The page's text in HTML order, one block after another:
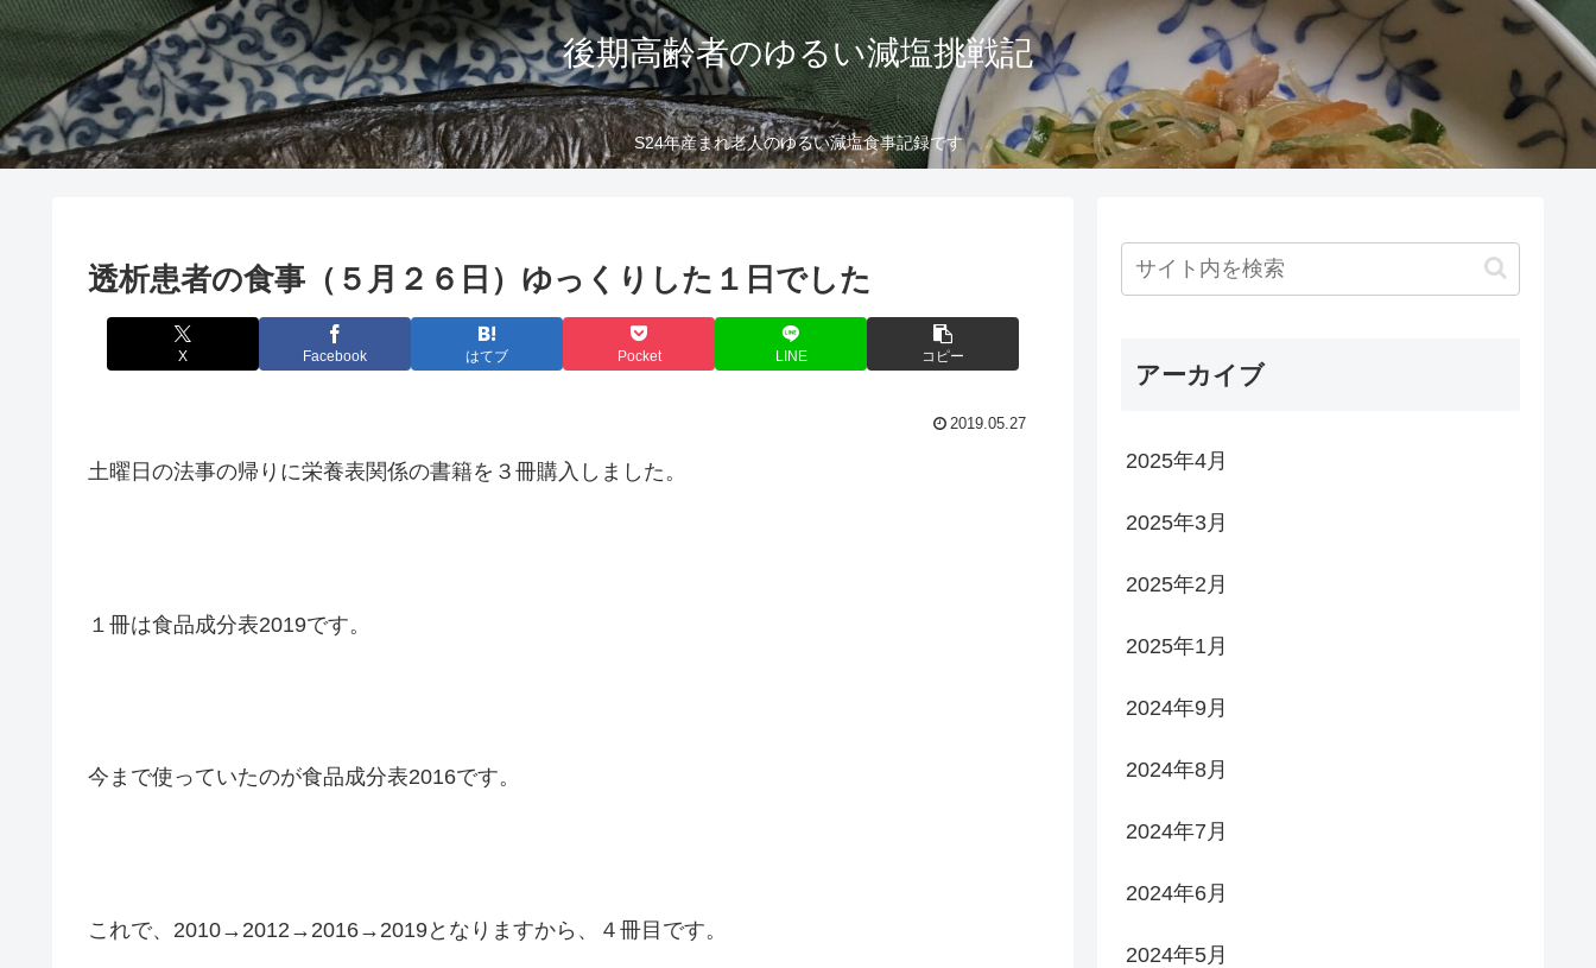
後期高齢者のゆるい減塩挑戦記
S24年産まれ老人のゆるい減塩食事記録です
透析患者の食事（５月２６日）ゆっくりした１日でした
X Facebook はてブ Pocket LINE コピー
2019.05.27
土曜日の法事の帰りに栄養表関係の書籍を３冊購入しました。
１冊は食品成分表2019です。
今まで使っていたのが食品成分表2016です。
これで、2010→2012→2016→2019となりますから、４冊目です。
アーカイブ
2025年4月
2025年3月
2025年2月
2025年1月
2024年9月
2024年8月
2024年7月
2024年6月
2024年5月